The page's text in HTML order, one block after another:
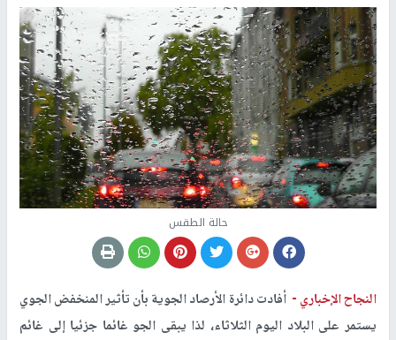
حالة الطقس
النجاح الإخباري - أفادت دائرة الأرصاد الجوية بأن تأثير المنخفض الجوي
يستمر على البلاد اليوم الثلاثاء، لذا يبقى الجو غائما جزئيا إلى غائم